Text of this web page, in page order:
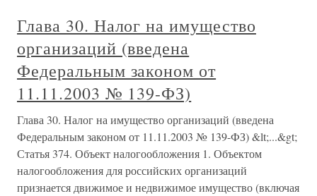
Глава 30. Налог на имущество
организаций (введена
Федеральным законом от
11.11.2003 № 139-ФЗ)
Глава 30. Налог на имущество организаций (введена
Федеральным законом от 11.11.2003 № 139-ФЗ) &lt;...&gt;
Статья 374. Объект налогообложения 1. Объектом
налогообложения для российских организаций
признается движимое и недвижимое имущество (включая